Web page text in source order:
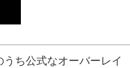
ち公式なオーバーレイ